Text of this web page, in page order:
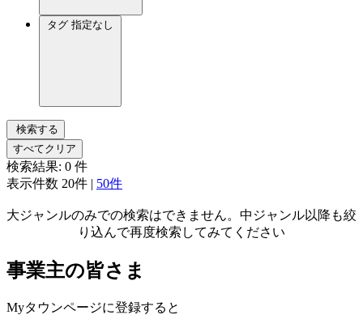
タグ 指定なし
検索する
すべてクリア
検索結果: 0 件
表示件数 20件 | 50件
大ジャンルのみでの検索はできません。中ジャンル以降も絞
り込んで再度検索してみてください
事業主の皆さま
Myタウンページに登録すると